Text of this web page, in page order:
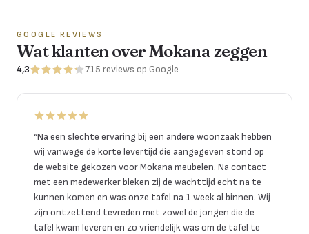
GOOGLE REVIEWS
Wat klanten over Mokana zeggen
4,3 715 reviews op Google
“Na een slechte ervaring bij een andere woonzaak hebben
wij vanwege de korte levertijd die aangegeven stond op
de website gekozen voor Mokana meubelen. Na contact
met een medewerker bleken zij de wachttijd echt na te
kunnen komen en was onze tafel na 1 week al binnen. Wij
zijn ontzettend tevreden met zowel de jongen die de
tafel kwam leveren en zo vriendelijk was om de tafel te